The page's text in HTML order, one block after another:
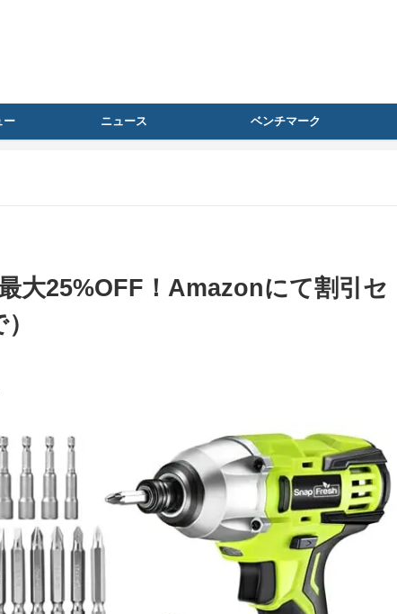
ー ニュース ベンチマーク
大25%OFF！Amazonにて割引セ